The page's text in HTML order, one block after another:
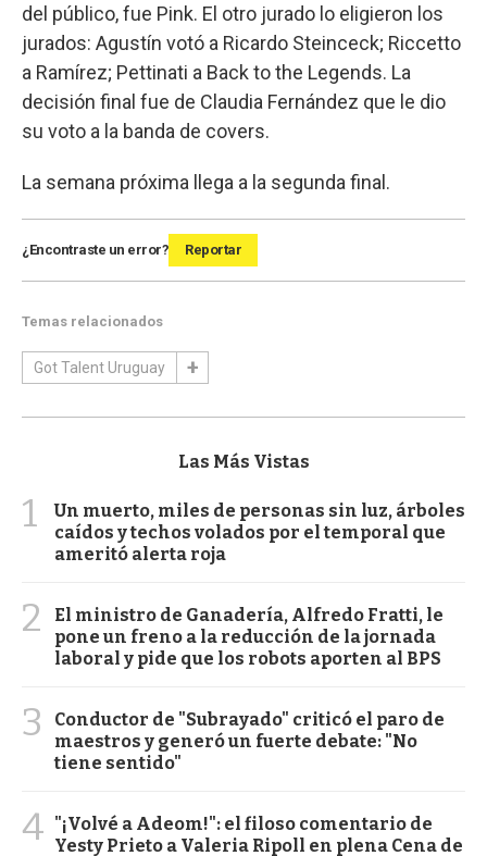
del público, fue Pink. El otro jurado lo eligieron los
jurados: Agustín votó a Ricardo Steinceck; Riccetto
a Ramírez; Pettinati a Back to the Legends. La
decisión final fue de Claudia Fernández que le dio
su voto a la banda de covers.
La semana próxima llega a la segunda final.
¿Encontraste un error? Reportar
Temas relacionados
Got Talent Uruguay
Las Más Vistas
1
Un muerto, miles de personas sin luz, árboles
caídos y techos volados por el temporal que
ameritó alerta roja
2
El ministro de Ganadería, Alfredo Fratti, le
pone un freno a la reducción de la jornada
laboral y pide que los robots aporten al BPS
3
Conductor de "Subrayado" criticó el paro de
maestros y generó un fuerte debate: "No
tiene sentido"
4 "¡Volvé a Adeom!": el filoso comentario de
Yesty Prieto a Valeria Ripoll en plena Cena de